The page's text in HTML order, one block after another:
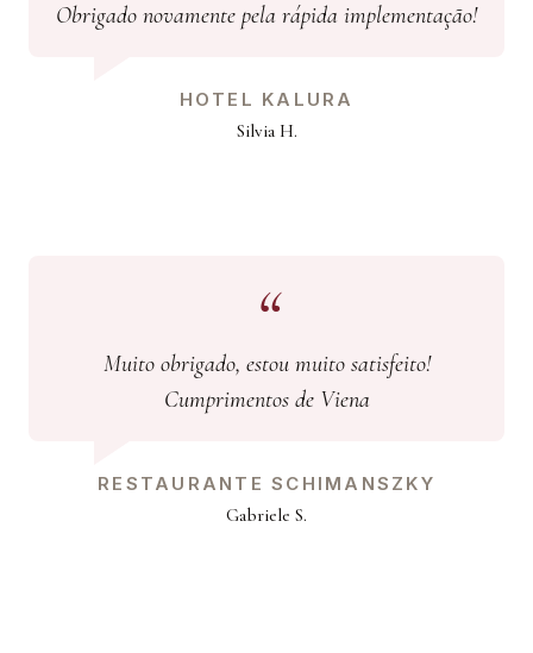
Obrigado novamente pela rápida implementação!
HOTEL KALURA
Silvia H.
Muito obrigado, estou muito satisfeito!
Cumprimentos de Viena
RESTAURANTE SCHIMANSZKY
Gabriele S.